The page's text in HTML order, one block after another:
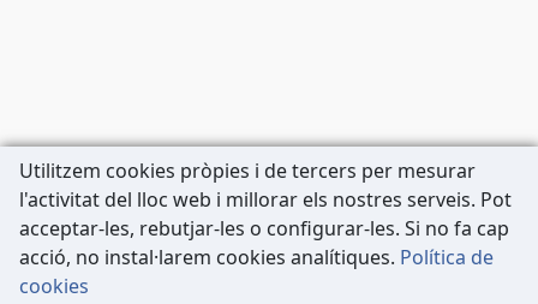
Carrer de Còrsega, 227
Utilitzem cookies pròpies i de tercers per mesurar
l'activitat del lloc web i millorar els nostres serveis. Pot
acceptar-les, rebutjar-les o configurar-les. Si no fa cap
acció, no instal·larem cookies analítiques. Política de
cookies